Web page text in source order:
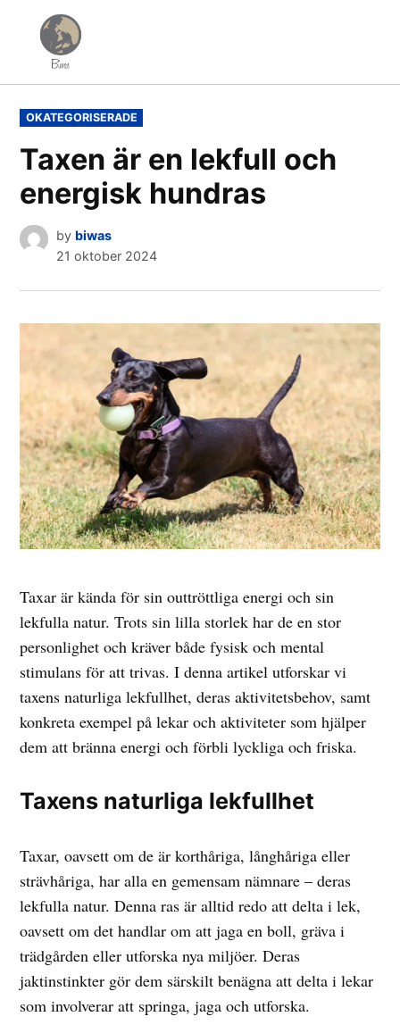
POSTED
IN
OKATEGORISERADE
Taxen är en lekfull och
energisk hundras
by biwas
21 oktober 2024
Taxar är kända för sin outtröttliga energi och sin
lekfulla natur. Trots sin lilla storlek har de en stor
personlighet och kräver både fysisk och mental
stimulans för att trivas. I denna artikel utforskar vi
taxens naturliga lekfullhet, deras aktivitetsbehov, samt
konkreta exempel på lekar och aktiviteter som hjälper
dem att bränna energi och förbli lyckliga och friska.
Taxens naturliga lekfullhet
Taxar, oavsett om de är korthåriga, långhåriga eller
strävhåriga, har alla en gemensam nämnare – deras
lekfulla natur. Denna ras är alltid redo att delta i lek,
oavsett om det handlar om att jaga en boll, gräva i
trädgården eller utforska nya miljöer. Deras
jaktinstinkter gör dem särskilt benägna att delta i lekar
som involverar att springa, jaga och utforska.